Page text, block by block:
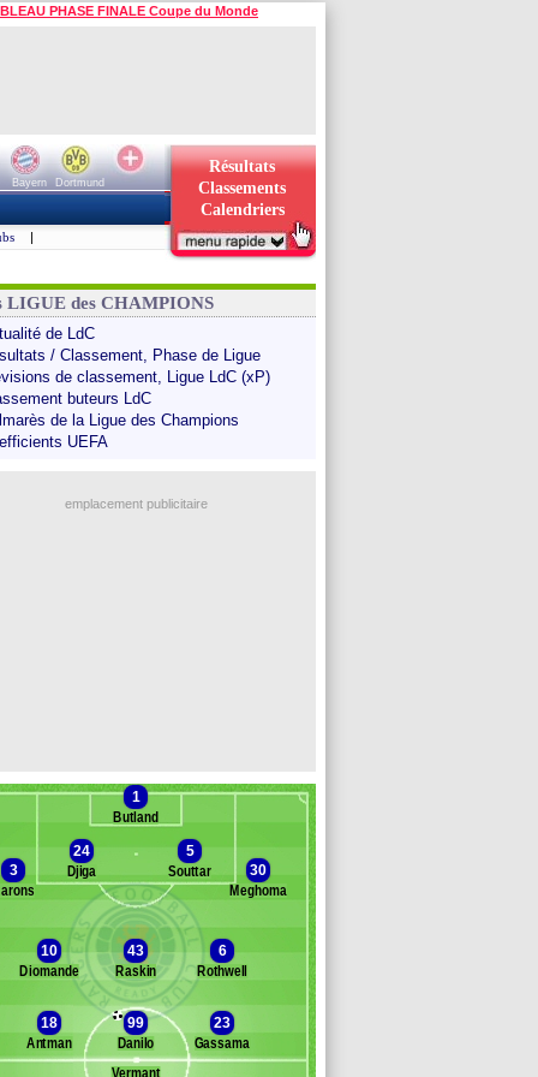
PHASE FINALE Coupe du Monde
Bayern
Dortmund
Résultats
Classements
Calendriers
|
LIGUE des CHAMPIONS
de LdC
/ Classement, Phase de Ligue
de classement, Ligue LdC (xP)
buteurs LdC
de la Ligue des Champions
UEFA
emplacement publicitaire
des remplaçantsGlasg. Rangers
1
Butland
24
Djiga
5
Souttar
3
30
Meghoma
10
Diomande
43
Raskin
6
Rothwell
18
Antman
99
Danilo
23
Gassama
Vermant